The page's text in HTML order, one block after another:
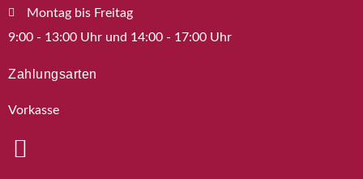
Montag bis Freitag
9:00 - 13:00 Uhr und 14:00 - 17:00 Uhr
Zahlungsarten
Vorkasse